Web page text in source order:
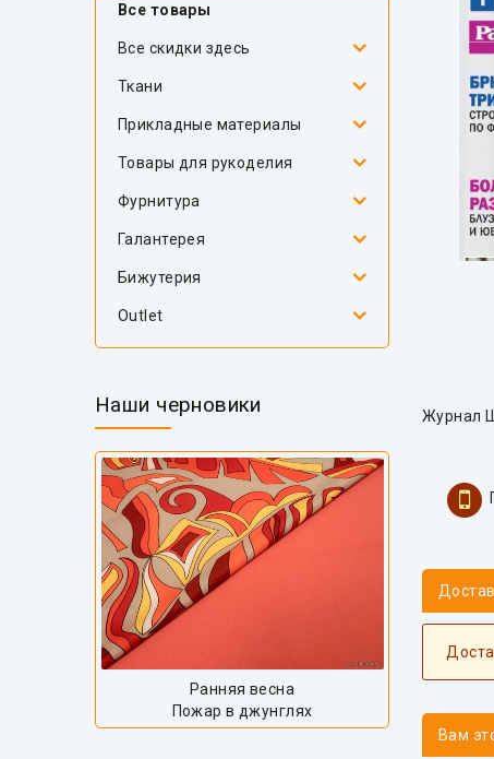
Журнал
Вам
Все товары
Все скидки здесь
Ткани
Прикладные материалы
Товары для рукоделия
Фурнитура
Галантерея
Бижутерия
Outlet
Наши черновики
Ранняя весна
Пожар в джунглях